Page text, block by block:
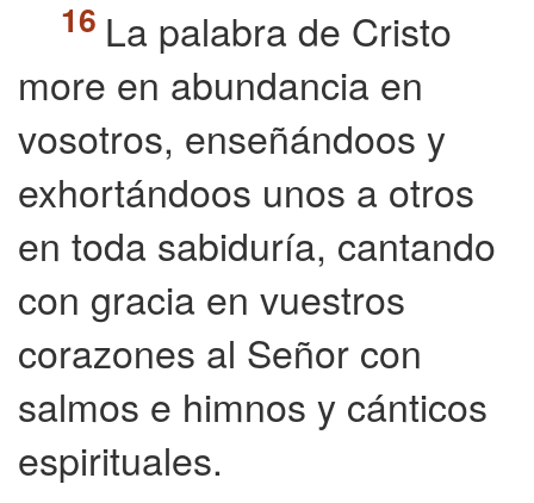
La palabra de Cristo
more en abundancia en
vosotros, enseñándoos y
exhortándoos unos a otros
en toda sabiduría, cantando
con gracia en vuestros
corazones al Señor con
salmos e himnos y cánticos
espirituales.